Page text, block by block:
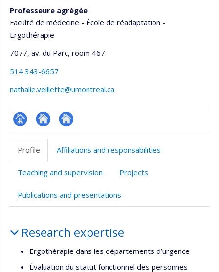
Professeure agrégée
Faculté de médecine - École de réadaptation -
Ergothérapie
7077, av. du Parc, room 467
514 343-6657
nathalie.veillette@umontreal.ca
Page
professionnelle
Site
l’unité
recherche
Autre
site
Profile Affiliations and responsabilities
Teaching and supervision Projects
Publications and presentations
Research expertise
Ergothérapie dans les départements d’urgence
Évaluation du statut fonctionnel des personnes